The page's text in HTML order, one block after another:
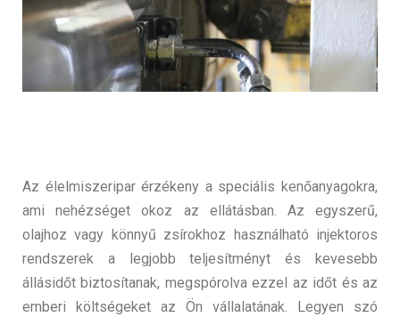
Az élelmiszeripar érzékeny a speciális kenőanyagokra,
ami nehézséget okoz az ellátásban. Az egyszerű,
olajhoz vagy könnyű zsírokhoz használható injektoros
rendszerek a legjobb teljesítményt és kevesebb
állásidőt biztosítanak, megspórolva ezzel az időt és az
emberi költségeket az Ön vállalatának. Legyen szó